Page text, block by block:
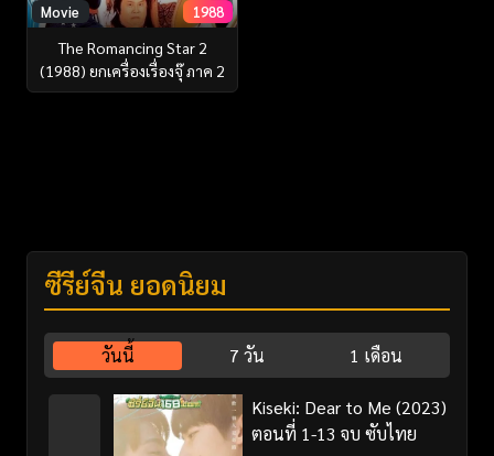
Movie 1988
The Romancing Star 2
(1988) ยกเครื่องเรื่องจุ๊ ภาค 2
ซีรี่ย์จีน ยอดนิยม
วันนี้ 7 วัน 1 เดือน
Kiseki: Dear to Me (2023)
ตอนที่ 1-13 จบ ซับไทย